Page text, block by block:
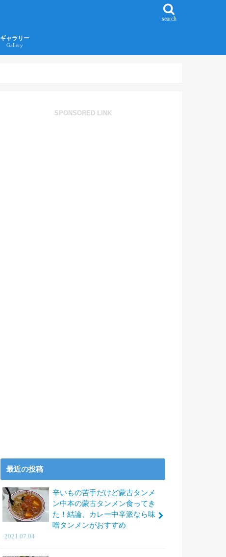
search
ギャラリー
Gallery
SPONSORED LINK
最近の投稿
辛いもの苦手だけど蒙古タンメ
ン中本の蒙古タンメン食ってき
た！結論、カレー中辛派なら味
噌タンメンがおすすめ
2021.07.04